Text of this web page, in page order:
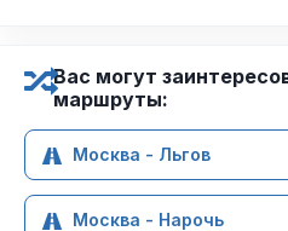
Вас могут
маршруты:
Москва - Льгов
Москва - Нарочь